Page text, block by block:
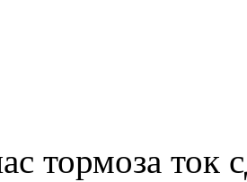
тормоза ток